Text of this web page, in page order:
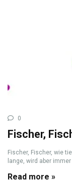
0
Fischer,
Fischer, Fischer, wie
lange, wird aber
Read more »